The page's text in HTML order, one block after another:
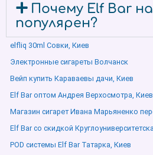
Почему Elf Bar
популярен?
elfliq 30ml Совки, Киев
Электронные сигареты Волчанск
Вейп купить Караваевы дачи, Киев
Elf Bar оптом Андрея Верхосмотра, Киев
Магазин сигарет Ивана Марьяненко
Elf Bar со скидкой
POD системы Elf Bar Татарка, Киев